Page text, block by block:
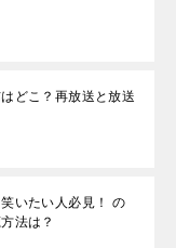
どこ？再放送と放送
いたい人必見！ の
法は？